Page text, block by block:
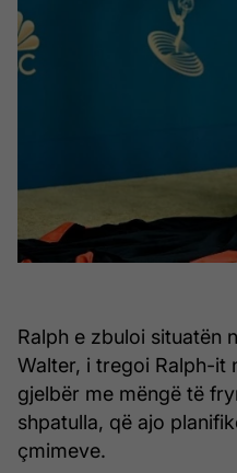
Ralph e zbuloi situatën
Walter, i tregoi Ralph-it
gjelbër me mëngë të
shpatulla, që ajo
çmimeve.